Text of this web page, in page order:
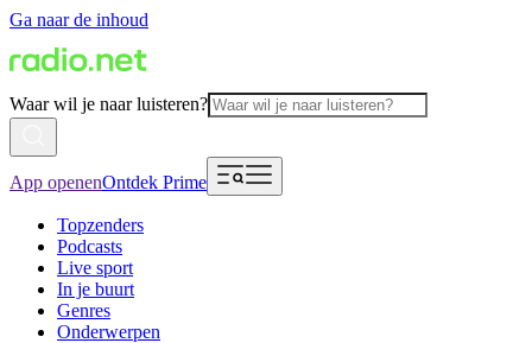
Ga naar de inhoud
Waar wil je naar luisteren?
App openenOntdek Prime
Topzenders
Podcasts
Live sport
In je buurt
Genres
Onderwerpen